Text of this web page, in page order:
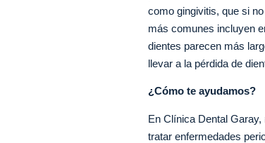
como gingivitis, que si
más comunes incluyen
dientes parecen más
llevar a la pérdida de
¿Cómo te ayudamos?
En Clínica Dental
tratar enfermedades